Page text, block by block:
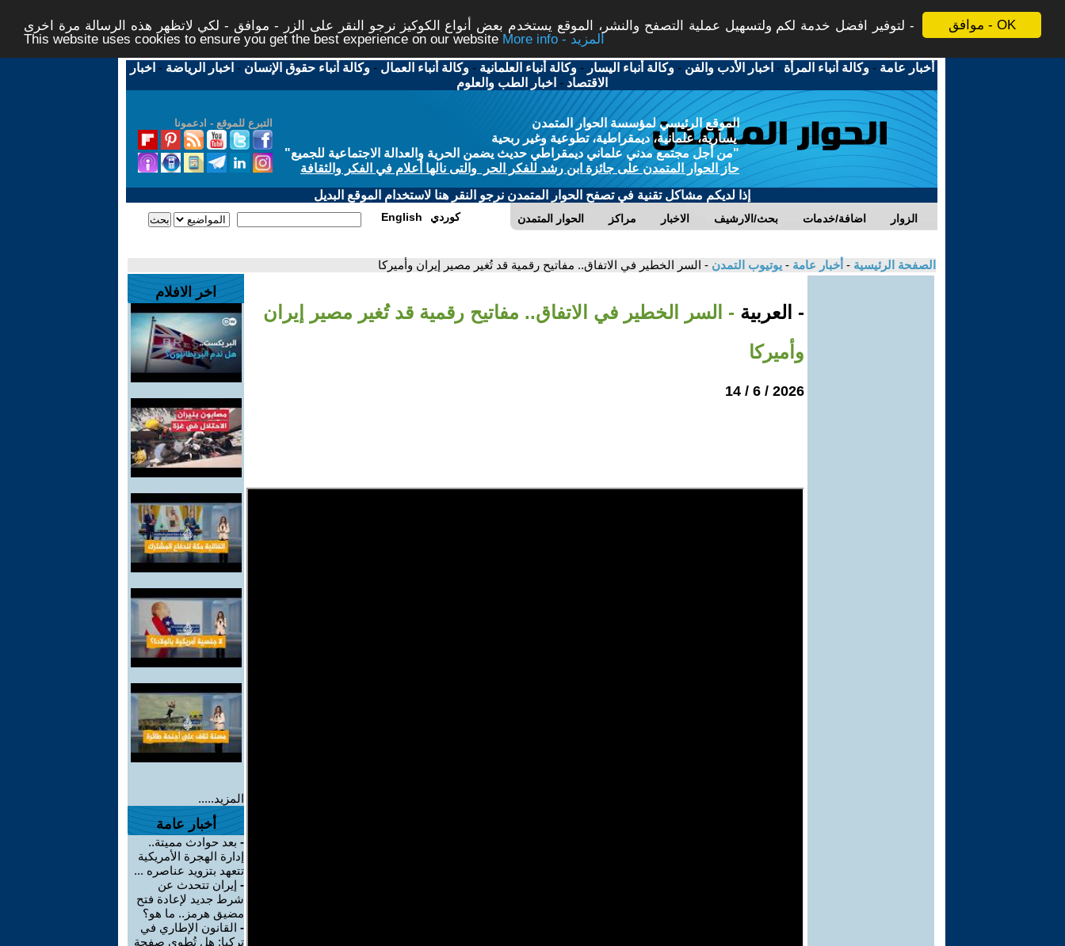
موافق - OK
لتوفير افضل خدمة لكم ولتسهيل عملية التصفح والنشر، الموقع يستخدم بعض أنواع الكوكيز نرجو النقر على الزر - موافق - لكي لاتظهر هذه الرسالة مرة اخرى -
This website uses cookies to ensure you get the best experience on our website
More info - المزيد
أخبار عامة -وكالة أنباء المرأة - اخبار الأدب والفن -وكالة أنباء اليسار -وكالة أنباء العلمانية -وكالة أنباء العمال -وكالة أنباء حقوق الإنسان - اخبار الرياضة - اخبار
الاقتصاد - اخبار الطب والعلوم
التبرع للموقع - ادعمونا
الموقع الرئيسي لمؤسسة الحوار المتمدن
يسارية، علمانية، ديمقراطية، تطوعية وغير ربحية
"من أجل مجتمع مدني علماني ديمقراطي حديث يضمن الحرية والعدالة الاجتماعية للجميع"
حاز الحوار المتمدن على جائزة ابن رشد للفكر الحر والتى نالها أعلام في الفكر والثقافة
إذا لديكم مشاكل تقنية في تصفح الحوار المتمدن نرجو النقر هنا لاستخدام الموقع البديل
الحوار المتمدن مراكز الاخبار بحث/الارشيف اضافة/خدمات الزوار English كوردي
الصفحة الرئيسية - أخبار عامة - يوتيوب التمدن - السر الخطير في الاتفاق.. مفاتيح رقمية قد تُغير مصير إيران وأميركا
- العربية - السر الخطير في الاتفاق.. مفاتيح رقمية قد تُغير مصير إيران
وأميركا
2026 / 6 / 14
اخر الافلام
المزيد.....
أخبار عامة
- بعد حوادث مميتة..
إدارة الهجرة الأمريكية
تتعهد بتزويد عناصره ...
- إيران تتحدث عن
شرط جديد لإعادة فتح
مضيق هرمز.. ما هو؟
- القانون الإطاري في
تركيا: هل تُطوى صفحة